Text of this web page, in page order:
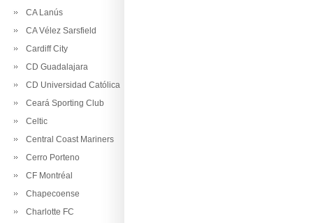
CA Lanús
CA Vélez Sarsfield
Cardiff City
CD Guadalajara
CD Universidad Católica
Ceará Sporting Club
Celtic
Central Coast Mariners
Cerro Porteno
CF Montréal
Chapecoense
Charlotte FC